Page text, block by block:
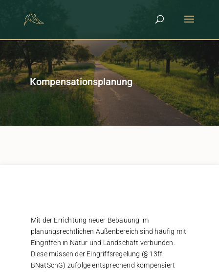
Kompensationsplanung
Mit der Errichtung neuer Bebauung im
planungsrechtlichen Außenbereich sind häufig mit
Eingriffen in Natur und Landschaft verbunden.
Diese müssen der Eingriffsregelung (§ 13ff.
BNatSchG) zufolge entsprechend kompensiert